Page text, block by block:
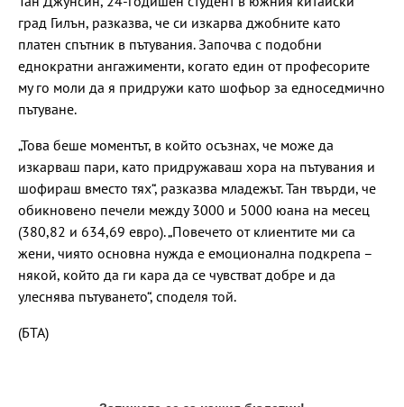
град Гилън, разказва, че си изкарва джобните като
платен спътник в пътувания. Започва с подобни
еднократни ангажименти, когато един от професорите
му го моли да я придружи като шофьор за едноседмично
пътуване.
„Това беше моментът, в който осъзнах, че може да
изкарваш пари, като придружаваш хора на пътувания и
шофираш вместо тях“, разказва младежът. Тан твърди, че
обикновено печели между 3000 и 5000 юана на месец
(380,82 и 634,69 евро). „Повечето от клиентите ми са
жени, чиято основна нужда е емоционална подкрепа –
някой, който да ги кара да се чувстват добре и да
улеснява пътуването“, споделя той.
(БТА)